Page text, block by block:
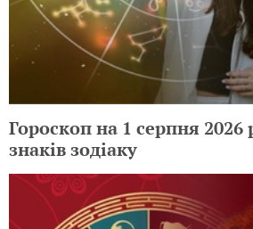
Гороскоп на 1 серпня 2026
знаків зодіаку